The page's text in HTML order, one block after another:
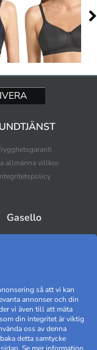
allmänna villkor
Gasello
Black Friday
cookies
så att vi kan
annonser och din
vi även till att mäta
din integritet är viktig
oss av denna
detta samtycke